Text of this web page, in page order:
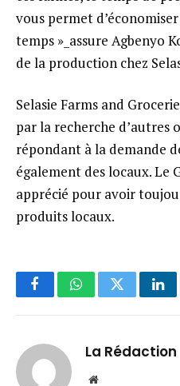
vous permet
temps »_assure Agbenyo
de la production chez
Selasie Farms and
par la recherche d’autres
répondant à la demande
également des locaux. Le
apprécié pour avoir
produits locaux.
FacebookWhatsAppTwitter
La Rédaction
Website